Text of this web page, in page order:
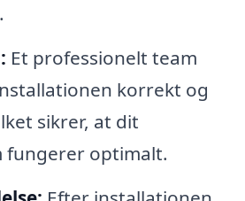
Et professionelt team
korrekt og
sikrer, at dit
optimalt.